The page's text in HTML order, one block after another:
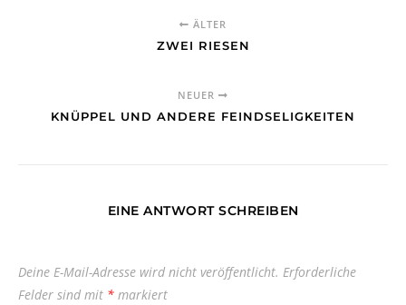
ÄLTER
ZWEI RIESEN
NEUER
KNÜPPEL UND ANDERE FEINDSELIGKEITEN
EINE ANTWORT SCHREIBEN
Deine E-Mail-Adresse wird nicht veröffentlicht. Erforderliche
Felder sind mit * markiert